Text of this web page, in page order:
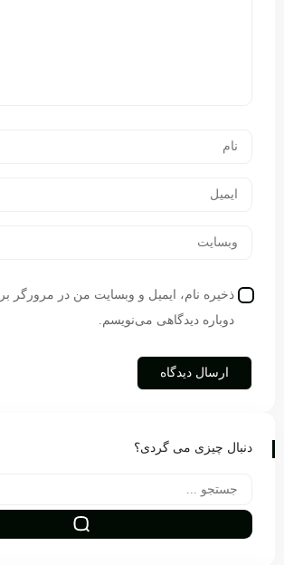
ذخیره نام، ایمیل و وبسایت من در مرورگر
دوباره دیدگاهی می‌نویسم.
دنبال چیزی می گردی؟